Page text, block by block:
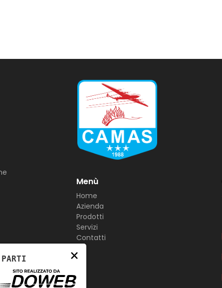
Menù
Home
Azienda
Prodotti
Servizi
Contatti
×